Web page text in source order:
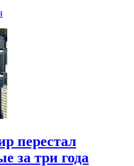
перестал
за три года